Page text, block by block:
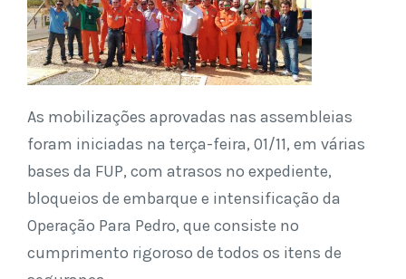
As mobilizações aprovadas nas assembleias
foram iniciadas na terça-feira, 01/11, em várias
bases da FUP, com atrasos no expediente,
bloqueios de embarque e intensificação da
Operação Para Pedro, que consiste no
cumprimento rigoroso de todos os itens de